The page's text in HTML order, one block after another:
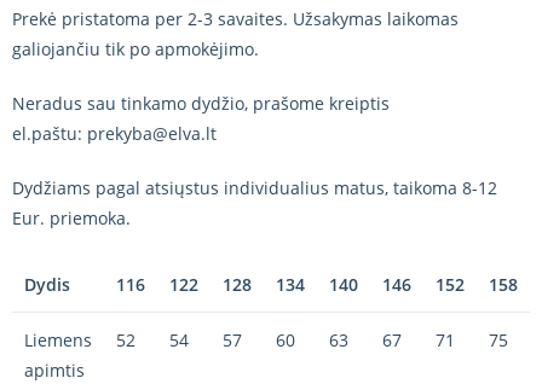
Prekė pristatoma per 2-3 savaites. Užsakymas laikomas
galiojančiu tik po apmokėjimo.
Neradus sau tinkamo dydžio, prašome kreiptis
el.paštu: prekyba@elva.lt
Dydžiams pagal atsiųstus individualius matus, taikoma 8-12
Eur. priemoka.
Dydis 116 122 128 134 140 146 152 158
Liemens
apimtis
52 54 57 60 63 67 71 75